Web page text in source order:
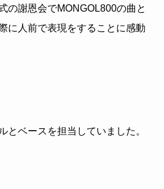
の謝恩会でMONGOL800の曲と
に人前で表現をすることに感動
とベースを担当していました。